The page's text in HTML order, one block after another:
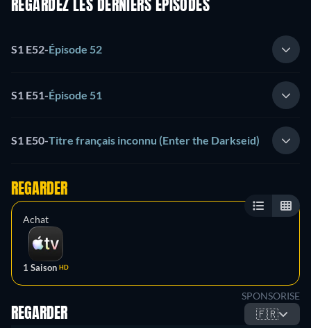
REGARDEZ LES DERNIERS ÉPISODES
S1 E52-Épisode 52
S1 E51-Épisode 51
S1 E50-Titre français inconnu (Enter the Darkseid)
REGARDER
Achat
1 Saison HD
SPONSORISE
REGARDER 🇫🇷